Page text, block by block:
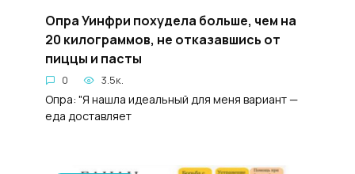
Опра Уинфри похудела больше, чем на
20 килограммов, не отказавшись от
пиццы и пасты
0 3.5к.
Опра: "Я нашла идеальный для меня вариант —
еда доставляет